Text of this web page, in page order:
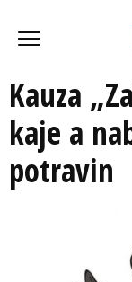
Kauza
kaje a
potravin